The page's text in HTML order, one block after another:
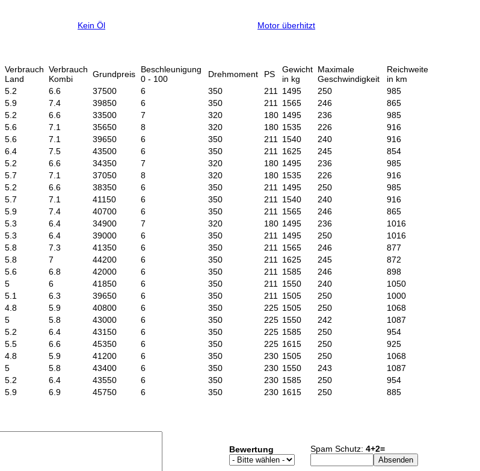
Kein Öl Motor überhitzt
Verbrauch
Land
Verbrauch
Kombi
Grundpreis
Beschleunigung
0 - 100
Drehmoment PS
Gewicht
in kg
Maximale
Geschwindigkeit
Reichweite
in km
5.2 6.6 37500 6 350 211 1495 250
985
5.9 7.4 39850 6 350 211 1565 246
865
5.2 6.6 33500 7 320 180 1495 236
985
5.6 7.1 35650 8 320 180 1535 226
916
5.6 7.1 39650 6 350 211 1540 240
916
6.4 7.5 43500 6 350 211 1625 245
854
5.2 6.6 34350 7 320 180 1495 236
985
5.7 7.1 37050 8 320 180 1535 226
916
5.2 6.6 38350 6 350 211 1495 250
985
5.7 7.1 41150 6 350 211 1540 240
916
5.9 7.4 40700 6 350 211 1565 246
865
5.3 6.4 34900 7 320 180 1495 236
1016
5.3 6.4 39000 6 350 211 1495 250
1016
5.8 7.3 41350 6 350 211 1565 246
877
5.8 7 44200 6 350 211 1625 245
872
5.6 6.8 42000 6 350 211 1585 246
898
5 6 41850 6 350 211 1550 240
1050
5.1 6.3 39650 6 350 211 1505 250
1000
4.8 5.9 40800 6 350 225 1505 250
1068
5 5.8 43000 6 350 225 1550 242
1087
5.2 6.4 43150 6 350 225 1585 250
954
5.5 6.6 45350 6 350 225 1615 250
925
4.8 5.9 41200 6 350 230 1505 250
1068
5 5.8 43400 6 350 230 1550 243
1087
5.2 6.4 43550 6 350 230 1585 250
954
5.9 6.9 45750 6 350 230 1615 250 885
Bewertung Spam Schutz: 4+2=